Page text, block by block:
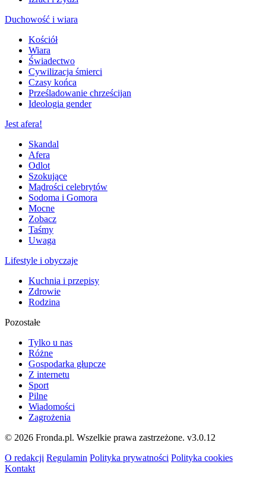
Duchowość i wiara
Kościół
Wiara
Świadectwo
Cywilizacja śmierci
Czasy końca
Prześladowanie chrześcijan
Ideologia gender
Jest afera!
Skandal
Afera
Odlot
Szokujące
Mądrości celebrytów
Sodoma i Gomora
Mocne
Zobacz
Taśmy
Uwaga
Lifestyle i obyczaje
Kuchnia i przepisy
Zdrowie
Rodzina
Pozostałe
Tylko u nas
Różne
Gospodarka głupcze
Z internetu
Sport
Pilne
Wiadomości
Zagrożenia
© 2026 Fronda.pl. Wszelkie prawa zastrzeżone. v3.0.12
O redakcji Regulamin Polityka prywatności Polityka cookies
Kontakt